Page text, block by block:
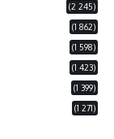
(2 245)
(1 862)
(1 598)
(1 423)
(1 399)
(1 271)